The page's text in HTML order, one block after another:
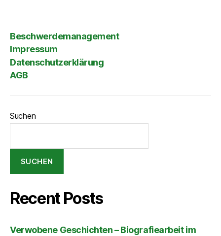
Beschwerdemanagement
Impressum
Datenschutzerklärung
AGB
Suchen
SUCHEN
Recent Posts
Verwobene Geschichten – Biografiearbeit im